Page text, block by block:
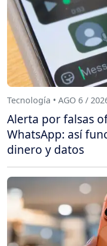
Tecnología • AGO 6 /
Alerta por falsas
WhatsApp: así
dinero y datos